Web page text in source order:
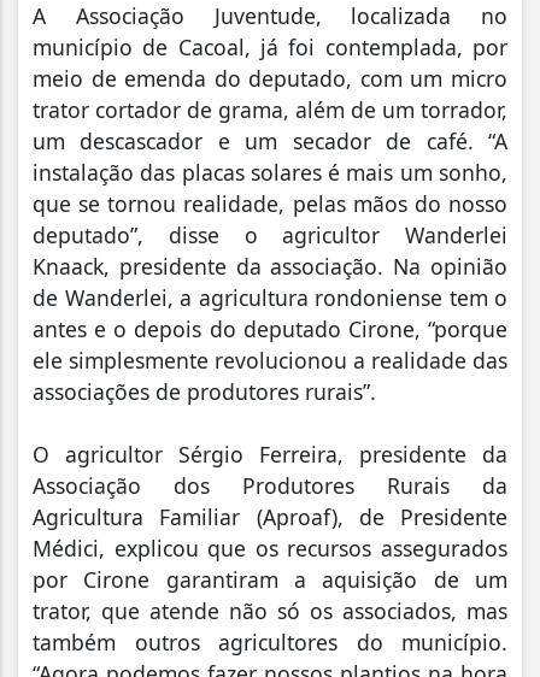
A Associação Juventude, localizada no
município de Cacoal, já foi contemplada, por
meio de emenda do deputado, com um micro
trator cortador de grama, além de um torrador,
um descascador e um secador de café. “A
instalação das placas solares é mais um sonho,
que se tornou realidade, pelas mãos do nosso
deputado”, disse o agricultor Wanderlei
Knaack, presidente da associação. Na opinião
de Wanderlei, a agricultura rondoniense tem o
antes e o depois do deputado Cirone, “porque
ele simplesmente revolucionou a realidade das
associações de produtores rurais”.
O agricultor Sérgio Ferreira, presidente da
Associação dos Produtores Rurais da
Agricultura Familiar (Aproaf), de Presidente
Médici, explicou que os recursos assegurados
por Cirone garantiram a aquisição de um
trator, que atende não só os associados, mas
também outros agricultores do município.